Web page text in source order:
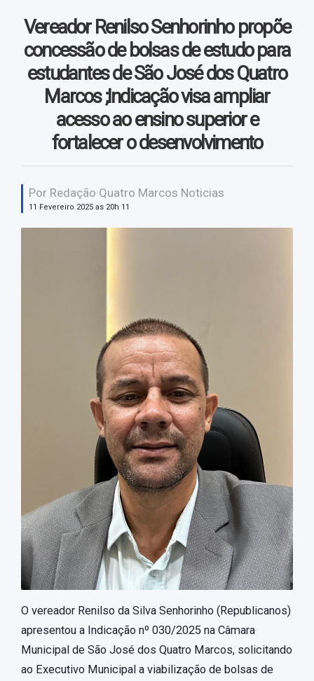
Vídeos
Vereador Renilso Senhorinho propõe
concessão de bolsas de estudo para
estudantes de São José dos Quatro
Marcos ;Indicação visa ampliar
acesso ao ensino superior e
fortalecer o desenvolvimento
Por Redação Quatro Marcos Noticias
11 Fevereiro 2025 as 20h 11
O vereador Renilso da Silva Senhorinho (Republicanos)
apresentou a Indicação nº 030/2025 na Câmara
Municipal de São José dos Quatro Marcos, solicitando
ao Executivo Municipal a viabilização de bolsas de